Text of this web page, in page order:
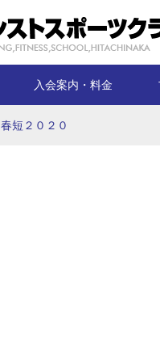
入会案内・料金
春短２０２０